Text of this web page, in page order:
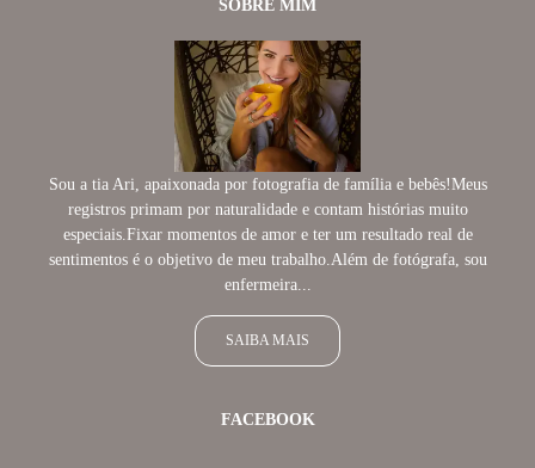
SOBRE MIM
Sou a tia Ari, apaixonada por fotografia de família e bebês!Meus
registros primam por naturalidade e contam histórias muito
especiais.Fixar momentos de amor e ter um resultado real de
sentimentos é o objetivo de meu trabalho.Além de fotógrafa, sou
enfermeira...
SAIBA MAIS
FACEBOOK